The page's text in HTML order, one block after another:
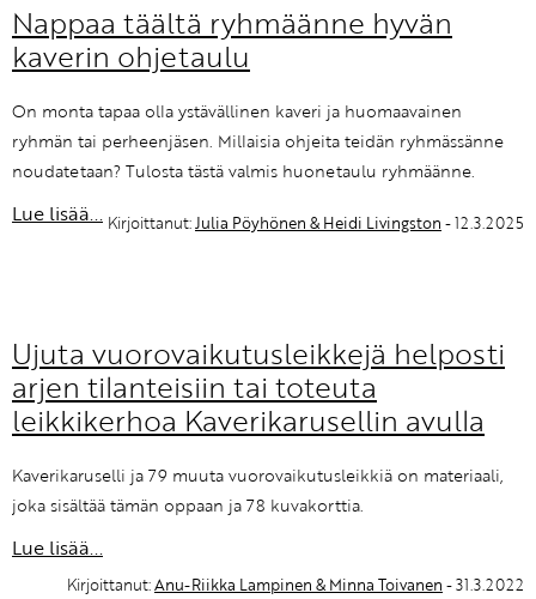
Nappaa täältä ryhmäänne hyvän
kaverin ohjetaulu
On monta tapaa olla ystävällinen kaveri ja huomaavainen
ryhmän tai perheenjäsen. Millaisia ohjeita teidän ryhmässänne
noudatetaan? Tulosta tästä valmis huonetaulu ryhmäänne.
Lue lisää... Kirjoittanut:Julia Pöyhönen & Heidi Livingston - 12.3.2025
Ujuta vuorovaikutusleikkejä helposti
arjen tilanteisiin tai toteuta
leikkikerhoa Kaverikarusellin avulla
Kaverikaruselli ja 79 muuta vuorovaikutusleikkiä on materiaali,
joka sisältää tämän oppaan ja 78 kuvakorttia.
Lue lisää...
Kirjoittanut:Anu-Riikka Lampinen & Minna Toivanen - 31.3.2022